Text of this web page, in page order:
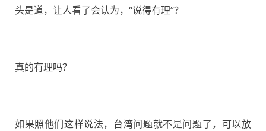
头是道，让人看了会认为，“说得有理”？
真的有理吗？
如果照他们这样说法，台湾问题就不是问题了，可以放